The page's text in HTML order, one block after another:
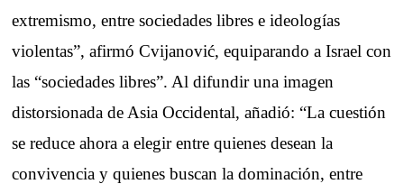
extremismo, entre sociedades libres e ideologías
violentas”, afirmó Cvijanović, equiparando a Israel con
las “sociedades libres”. Al difundir una imagen
distorsionada de Asia Occidental, añadió: “La cuestión
se reduce ahora a elegir entre quienes desean la
convivencia y quienes buscan la dominación, entre